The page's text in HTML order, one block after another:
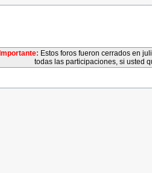
Importante: Estos foros fueron cerrados en
todas las participaciones, si usted